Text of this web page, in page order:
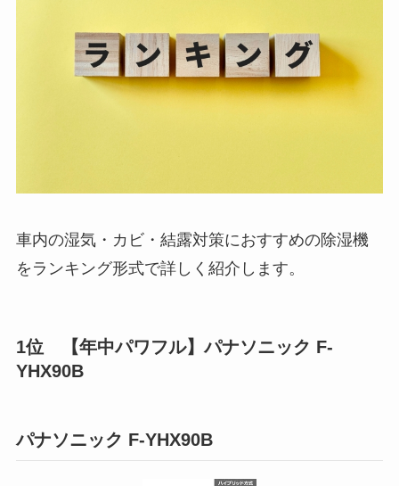
車内の湿気・カビ・結露対策におすすめの除湿機
をランキング形式で詳しく紹介します。
1位 ‎【年中パワフル】パナソニック F-
YHX90B
パナソニック F-YHX90B